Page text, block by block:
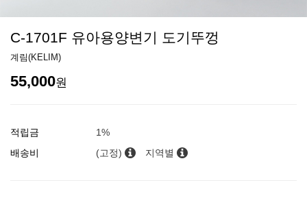
C-1701F 유아용양변기 도기뚜껑
계림(KELIM)
55,000원
적립금
1%
배송비
(고정) 지역별